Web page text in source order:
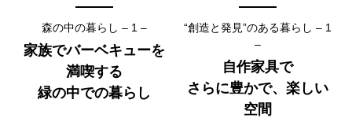
森の中の暮らし – 1 –
家族でバーベキューを
満喫する
緑の中での暮らし
“創造と発見”のある暮らし – 1
–
自作家具で
さらに豊かで、楽しい
空間